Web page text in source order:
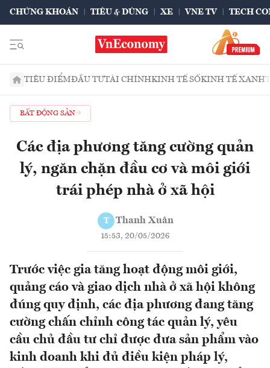
CHỨNG KHOÁN TIÊU & DÙNG XE VNE TV TECH
TIÊU ĐIỂMĐẦU TƯTÀI CHÍNHKINH TẾ SỐKINH TẾ XANH
BẤT ĐỘNG SẢN
Các địa phương tăng cường quản
lý, ngăn chặn đầu cơ và môi giới
trái phép nhà ở xã hội
T Thanh Xuân
15:53, 20/05/2026
Trước việc gia tăng hoạt động môi giới,
quảng cáo và giao dịch nhà ở xã hội không
đúng quy định, các địa phương đang tăng
cường chấn chỉnh công tác quản lý, yêu
cầu chủ đầu tư chỉ được đưa sản phẩm vào
kinh doanh khi đủ điều kiện pháp lý,